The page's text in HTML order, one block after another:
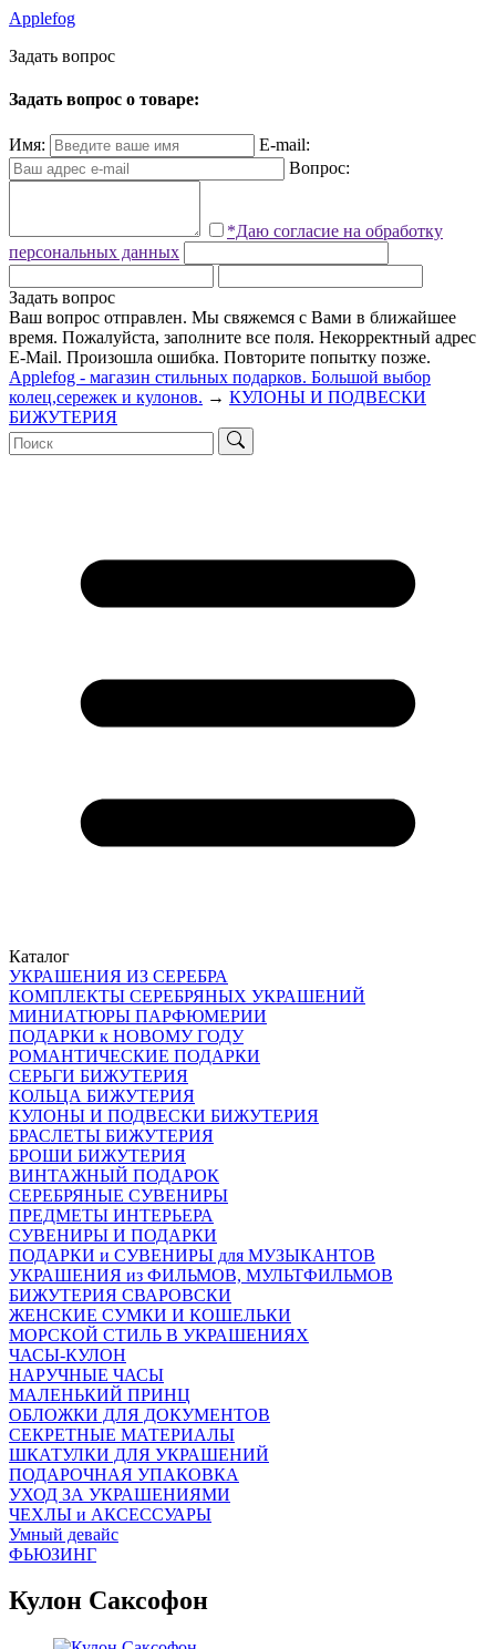
Applefog
Задать вопрос
Задать вопрос о товаре:
Имя:
E-mail:
Вопрос:
*Даю согласие на обработку
персональных данных
Задать вопрос
Ваш вопрос отправлен. Мы свяжемся с Вами в ближайшее
время. Пожалуйста, заполните все поля. Некорректный адрес
E-Mail. Произошла ошибка. Повторите попытку позже.
Applefog - магазин стильных подарков. Большой выбор
колец,сережек и кулонов. → КУЛОНЫ И ПОДВЕСКИ
БИЖУТЕРИЯ
Каталог
УКРАШЕНИЯ ИЗ СЕРЕБРА
КОМПЛЕКТЫ СЕРЕБРЯНЫХ УКРАШЕНИЙ
МИНИАТЮРЫ ПАРФЮМЕРИИ
ПОДАРКИ к НОВОМУ ГОДУ
РОМАНТИЧЕСКИЕ ПОДАРКИ
СЕРЬГИ БИЖУТЕРИЯ
КОЛЬЦА БИЖУТЕРИЯ
КУЛОНЫ И ПОДВЕСКИ БИЖУТЕРИЯ
БРАСЛЕТЫ БИЖУТЕРИЯ
БРОШИ БИЖУТЕРИЯ
ВИНТАЖНЫЙ ПОДАРОК
СЕРЕБРЯНЫЕ СУВЕНИРЫ
ПРЕДМЕТЫ ИНТЕРЬЕРА
СУВЕНИРЫ И ПОДАРКИ
ПОДАРКИ и СУВЕНИРЫ для МУЗЫКАНТОВ
УКРАШЕНИЯ из ФИЛЬМОВ, МУЛЬТФИЛЬМОВ
БИЖУТЕРИЯ СВАРОВСКИ
ЖЕНСКИЕ СУМКИ И КОШЕЛЬКИ
МОРСКОЙ СТИЛЬ В УКРАШЕНИЯХ
ЧАСЫ-КУЛОН
НАРУЧНЫЕ ЧАСЫ
МАЛЕНЬКИЙ ПРИНЦ
ОБЛОЖКИ ДЛЯ ДОКУМЕНТОВ
СЕКРЕТНЫЕ МАТЕРИАЛЫ
ШКАТУЛКИ ДЛЯ УКРАШЕНИЙ
ПОДАРОЧНАЯ УПАКОВКА
УХОД ЗА УКРАШЕНИЯМИ
ЧEХЛЫ и АКСЕССУАРЫ
Умный девайс
ФЬЮЗИНГ
Кулон Саксофон